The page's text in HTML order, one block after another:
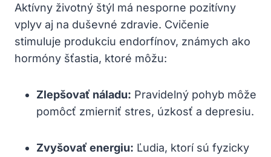
Aktívny životný štýl má nesporne pozitívny
vplyv aj​ na duševné zdravie. Cvičenie
stimuluje produkciu endorfínov, známych ako​
hormóny šťastia, ktoré⁤ môžu: ‍
Zlepšovať⁣ náladu: Pravidelný pohyb môže
pomôcť zmierniť ​stres, úzkosť a depresiu.
Zvyšovať energiu: ‍Ľudia, ktorí ⁢sú fyzicky